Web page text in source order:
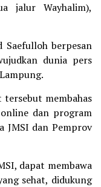
jalur Wayhalim),
Saefulloh berpesan
dunia pers
membahas
dan program
JMSI dan Pemprov
dapat membawa
sehat, didukung